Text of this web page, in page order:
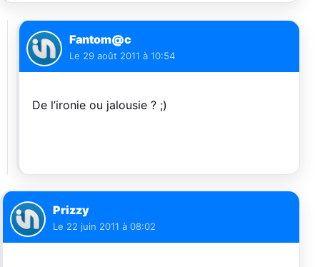
Fantom@c
Le 29 août 2011 à 10:54
De l’ironie ou jalousie ? ;)
Prizzy
Le 22 juin 2011 à 08:02